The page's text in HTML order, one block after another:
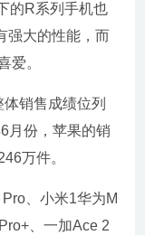
的R系列手机也
强大的性能，而
爱。
销售成绩位列
月份，苹果的销
万件。
、小米1华为M
、一加Ace 2